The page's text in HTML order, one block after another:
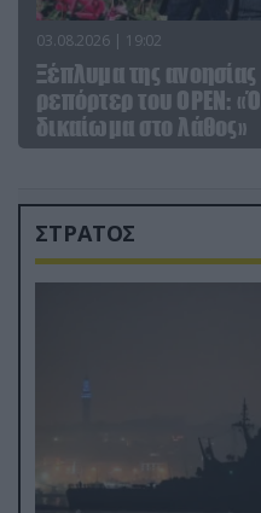
03.08.2026 | 19:02
Ξέπλυμα της
ρεπόρτερ του ΟΡΕΝ:
δικαίωμα στο λάθος»
ΣΤΡΑΤΟΣ